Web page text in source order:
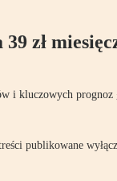
zł
i kluczowych prognoz
publikowane